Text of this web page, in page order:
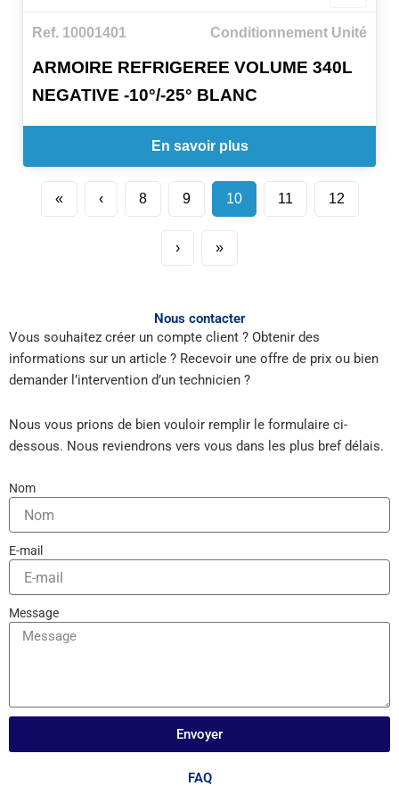
Ref. 10001401 Conditionnement Unité
ARMOIRE REFRIGEREE VOLUME 340L
NEGATIVE -10°/-25° BLANC
En savoir plus
« ‹ 8 9 10 11 12
› »
Nous contacter
Vous souhaitez créer un compte client ? Obtenir des
informations sur un article ? Recevoir une offre de prix ou bien
demander l’intervention d’un technicien ?
Nous vous prions de bien vouloir remplir le formulaire ci-
dessous. Nous reviendrons vers vous dans les plus bref délais.
Nom
E-mail
Message
Envoyer
FAQ